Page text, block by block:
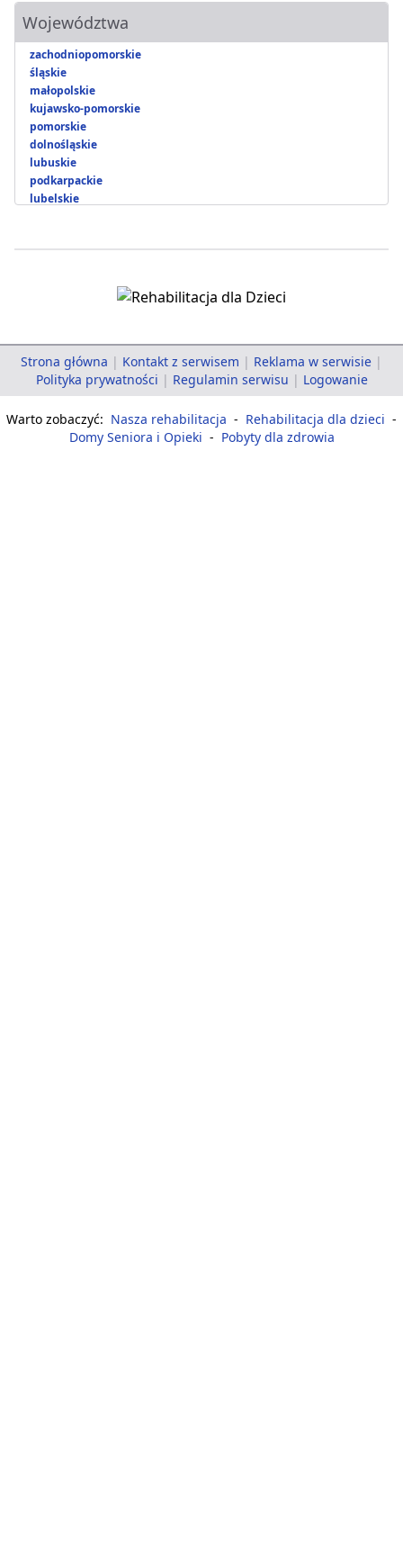
Województwa
zachodniopomorskie
śląskie
małopolskie
kujawsko-pomorskie
pomorskie
dolnośląskie
lubuskie
podkarpackie
lubelskie
Strona główna | Kontakt z serwisem | Reklama w serwisie |
Polityka prywatności | Regulamin serwisu | Logowanie
Warto zobaczyć: Nasza rehabilitacja - Rehabilitacja dla dzieci -
Domy Seniora i Opieki - Pobyty dla zdrowia